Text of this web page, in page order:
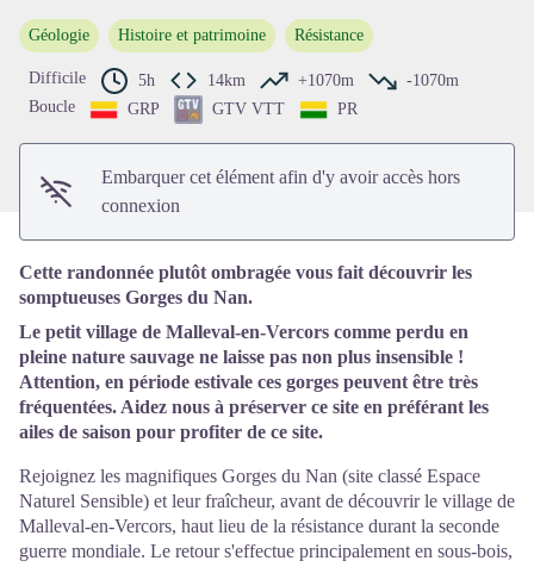
Voir l'image en plein écran
Géologie Histoire et patrimoine Résistance
Difficile 5h 14km +1070m
-1070m
Boucle
GRP GTV VTT PR
Embarquer cet élément afin d'y avoir accès hors
connexion
Cette randonnée plutôt ombragée vous fait découvrir les
somptueuses Gorges du Nan.
Le petit village de Malleval-en-Vercors comme perdu en
pleine nature sauvage ne laisse pas non plus insensible !
Attention, en période estivale ces gorges peuvent être très
fréquentées. Aidez nous à préserver ce site en préférant les
ailes de saison pour profiter de ce site.
Rejoignez les magnifiques Gorges du Nan (site classé Espace
Naturel Sensible) et leur fraîcheur, avant de découvrir le village de
Malleval-en-Vercors, haut lieu de la résistance durant la seconde
guerre mondiale. Le retour s'effectue principalement en sous-bois,